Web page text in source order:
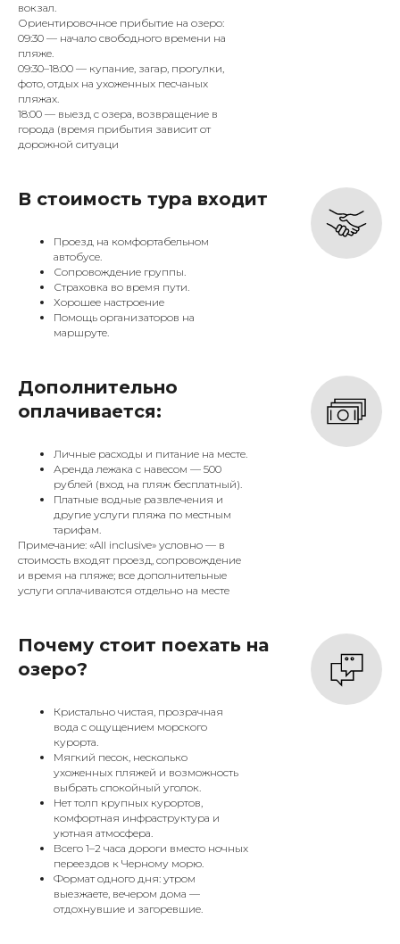
вокзал.
Ориентировочное прибытие на озеро:
09:30 — начало свободного времени на
пляже.
09:30–18:00 — купание, загар, прогулки,
фото, отдых на ухоженных песчаных
пляжах.
18:00 — выезд с озера, возвращение в
города (время прибытия зависит от
дорожной ситуаци
В стоимость тура входит
Проезд на комфортабельном
автобусе.
Сопровождение группы.
Страховка во время пути.
Хорошее настроение
Помощь организаторов на
маршруте.
Дополнительно
оплачивается:
Личные расходы и питание на месте.
Аренда лежака с навесом — 500
рублей (вход на пляж бесплатный).
Платные водные развлечения и
другие услуги пляжа по местным
тарифам.
Примечание: «All inclusive» условно — в
стоимость входят проезд, сопровождение
и время на пляже; все дополнительные
услуги оплачиваются отдельно на месте
Почему стоит поехать на
озеро?
Кристально чистая, прозрачная
вода с ощущением морского
курорта.
Мягкий песок, несколько
ухоженных пляжей и возможность
выбрать спокойный уголок.
Нет толп крупных курортов,
комфортная инфраструктура и
уютная атмосфера.
Всего 1–2 часа дороги вместо ночных
переездов к Черному морю.
Формат одного дня: утром
выезжаете, вечером дома —
отдохнувшие и загоревшие.